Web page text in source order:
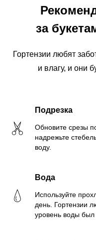
за
Гортензии любят
и влагу, и они
Подрезка
Обновите срезы
надрежьте
воду.
Вода
Используйте
день. Гортензии
уровень воды был